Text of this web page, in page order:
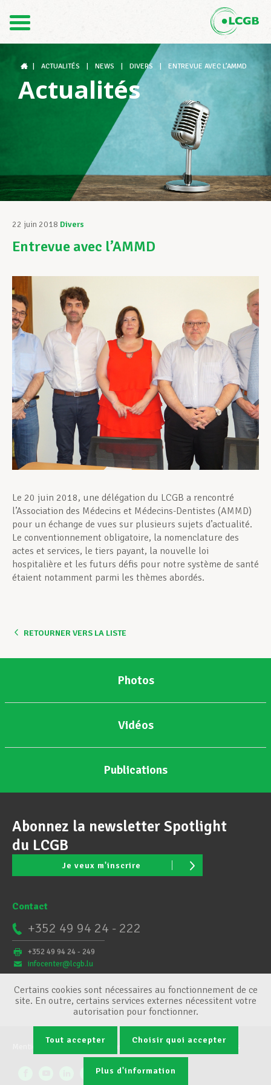
DE
Structures syndicales
Assistance au Travail
Vos droits
Assistance en vie privée
Développement professionnel
Devenir Membre
Actualités
ACTUALITÉS NEWS DIVERS ENTREVUE AVEC L’AMMD
Actualités
22 juin 2018 Divers
Entrevue avec l’AMMD
Le 20 juin 2018, une délégation du LCGB a rencontré
l’Association des Médecins et Médecins-Dentistes (AMMD)
pour un échange de vues sur plusieurs sujets d’actualité.
Le conventionnement obligatoire, la nomenclature des
actes et services, le tiers payant, la nouvelle loi
hospitalière et les futurs défis pour notre système de santé
étaient notamment parmi les thèmes abordés.
RETOURNER VERS LA LISTE
Photos
Vidéos
Publications
Abonnez la newsletter Spotlight
du LCGB
Je veux m'inscrire
Contact
+352 49 94 24 - 222
+352 49 94 24 - 249
infocenter@lcgb.lu
Conditions générales Gestion des cookies
Certains cookies sont nécessaires au fonctionnement de ce
site. En outre, certains services externes nécessitent votre
autorisation pour fonctionner.
Tout accepter Choisir quoi accepter
Plus d'information